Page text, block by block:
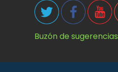
Buzón de sugerencias